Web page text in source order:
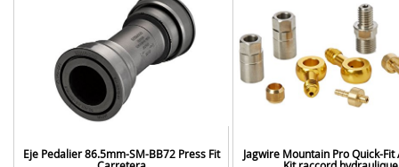
Eje Pedalier 86.5mm-SM-BB72 Press Fit
Jagwire Mountain Pro Quick-